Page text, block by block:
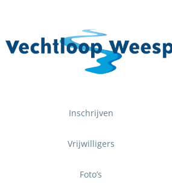
inhoud
Inschrijven
Vrijwilligers
Foto’s